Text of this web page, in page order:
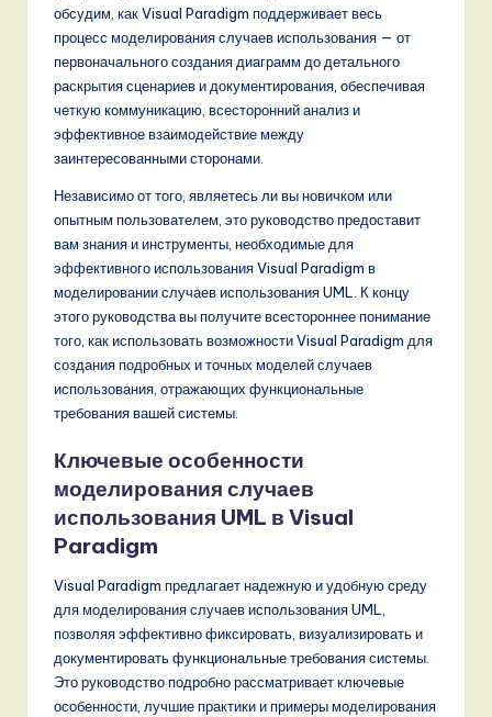
it
o
ti
обсудим, как Visual Paradigm поддерживает весь
процесс моделирования случаев использования — от
первоначального создания диаграмм до детального
раскрытия сценариев и документирования, обеспечивая
четкую коммуникацию, всесторонний анализ и
эффективное взаимодействие между
заинтересованными сторонами.
Независимо от того, являетесь ли вы новичком или
опытным пользователем, это руководство предоставит
вам знания и инструменты, необходимые для
эффективного использования Visual Paradigm в
моделировании случаев использования UML. К концу
этого руководства вы получите всестороннее понимание
того, как использовать возможности Visual Paradigm для
создания подробных и точных моделей случаев
использования, отражающих функциональные
требования вашей системы.
Ключевые особенности
моделирования случаев
использования UML в Visual
Paradigm
Visual Paradigm предлагает надежную и удобную среду
для моделирования случаев использования UML,
позволяя эффективно фиксировать, визуализировать и
документировать функциональные требования системы.
Это руководство подробно рассматривает ключевые
особенности, лучшие практики и примеры моделирования